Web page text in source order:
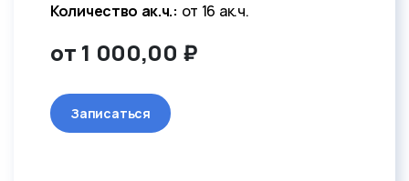
Количество ак.ч.: от 16 ак.ч.
от 1 000,00 ₽
Записаться